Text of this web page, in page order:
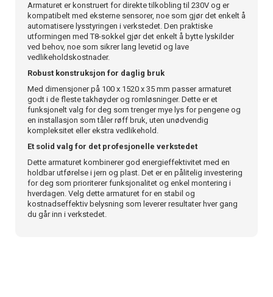
Armaturet er konstruert for direkte tilkobling til 230V og er
kompatibelt med eksterne sensorer, noe som gjør det enkelt å
automatisere lysstyringen i verkstedet. Den praktiske
utformingen med T8-sokkel gjør det enkelt å bytte lyskilder
ved behov, noe som sikrer lang levetid og lave
vedlikeholdskostnader.
Robust konstruksjon for daglig bruk
Med dimensjoner på 100 x 1520 x 35 mm passer armaturet
godt i de fleste takhøyder og romløsninger. Dette er et
funksjonelt valg for deg som trenger mye lys for pengene og
en installasjon som tåler røff bruk, uten unødvendig
kompleksitet eller ekstra vedlikehold.
Et solid valg for det profesjonelle verkstedet
Dette armaturet kombinerer god energieffektivitet med en
holdbar utførelse i jern og plast. Det er en pålitelig investering
for deg som prioriterer funksjonalitet og enkel montering i
hverdagen. Velg dette armaturet for en stabil og
kostnadseffektiv belysning som leverer resultater hver gang
du går inn i verkstedet.